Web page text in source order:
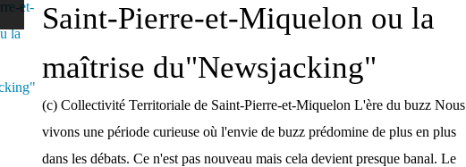
Saint-Pierre-et-Miquelon ou la
maîtrise du"Newsjacking"
(c) Collectivité Territoriale de Saint-Pierre-et-Miquelon L'ère du buzz Nous
vivons une période curieuse où l'envie de buzz prédomine de plus en plus
dans les débats. Ce n'est pas nouveau mais cela devient presque banal. Le